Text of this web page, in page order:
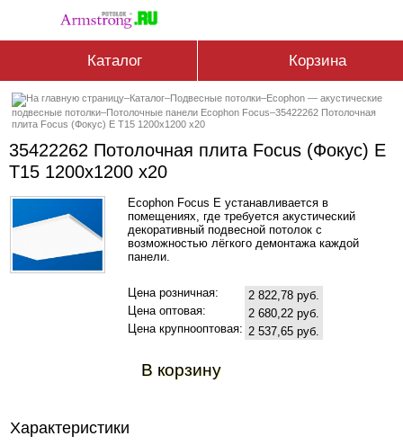
Каталог Корзина
–Каталог–Подвесные потолки–Ecophon — акустические
подвесные потолки–Потолочные панели Ecophon Focus–35422262 Потолочная
плита Focus (Фокус) E T15 1200x1200 x20
35422262 Потолочная плита Focus (Фокус) E
T15 1200x1200 x20
Ecophon Focus E устанавливается в
помещениях, где требуется акустический
декоративный подвесной потолок с
возможностью лёгкого демонтажа каждой
панели.
Цена розничная:
2 822,78 руб.
Цена оптовая:
2 680,22 руб.
Цена крупнооптовая: 2 537,65 руб.
В корзину
Характеристики